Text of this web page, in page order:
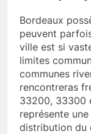
Bordeaux
peuvent
ville est si
limites
communes
rencontreras
33200, 33300
représente
distribution du